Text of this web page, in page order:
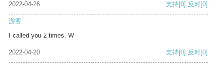
2022-04-26 支持[0] 反对[0]
游客
I called you 2 times. W
2022-04-20 支持[0] 反对[0]